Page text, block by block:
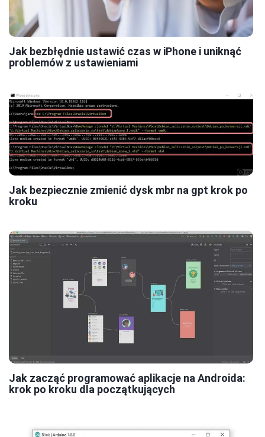
Jak bezbłędnie ustawić czas w iPhone i uniknąć
problemów z ustawieniami
Jak bezpiecznie zmienić dysk mbr na gpt krok po
kroku
Jak zacząć programować aplikacje na Androida:
krok po kroku dla początkujących